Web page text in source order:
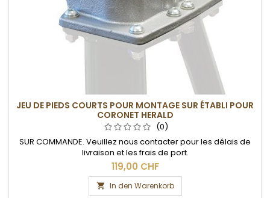
JEU DE PIEDS COURTS POUR MONTAGE SUR ÉTABLI POUR
CORONET HERALD
(0)
SUR COMMANDE. Veuillez nous contacter pour les délais de
livraison et les frais de port.
119,00 CHF
 In den Warenkorb